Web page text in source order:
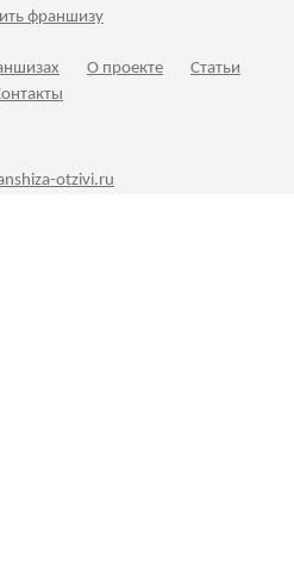
франшизу
О проекте
Статьи
otzivi.ru